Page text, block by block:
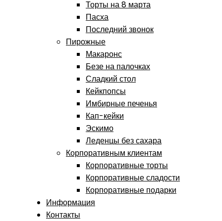
Торты на 8 марта
Пасха
Последний звонок
Пирожные
Макаронс
Безе на палочках
Сладкий стол
Кейкпопсы
Имбирные печенья
Кап-кейки
Эскимо
Леденцы без сахара
Корпоративным клиентам
Корпоративные торты
Корпоративные сладости
Корпоративные подарки
Информация
Контакты